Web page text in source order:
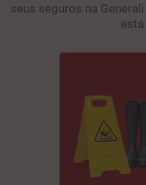
seus seguros na
está